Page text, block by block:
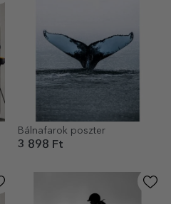
Bálnafarok poszter
3 898 Ft